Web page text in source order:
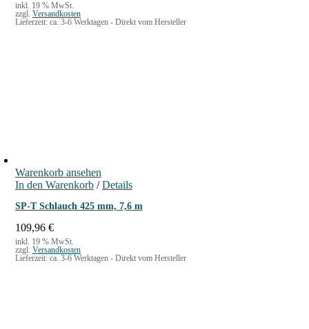
inkl. 19 % MwSt.
zzgl. Versandkosten
Lieferzeit: ca. 3-6 Werktagen - Direkt vom Hersteller
Warenkorb ansehen
In den Warenkorb / Details
SP-T Schlauch 425 mm, 7,6 m
109,96 €
inkl. 19 % MwSt.
zzgl. Versandkosten
Lieferzeit: ca. 3-6 Werktagen - Direkt vom Hersteller